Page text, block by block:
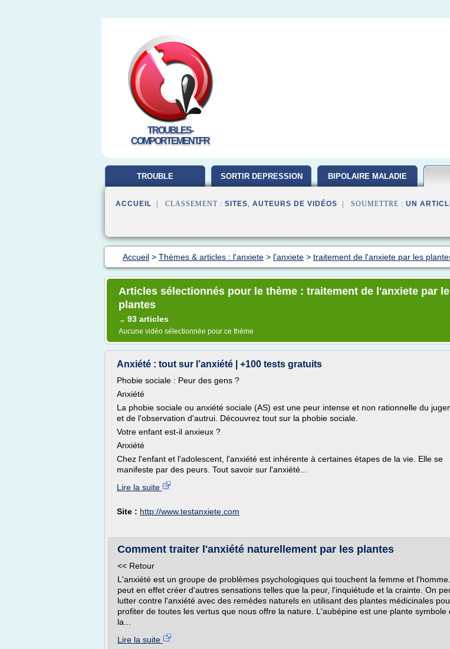
TROUBLES-
COMPORTEMENT.FR
TROUBLE SORTIR DEPRESSION BIPOLAIRE MALADIE
ACCUEIL | CLASSEMENT : SITES, AUTEURS DE VIDÉOS | SOUMETTRE : UN
Accueil > Thèmes & articles : l'anxiete > l'anxiete > traitement de l'anxiete par les
Articles sélectionnés pour le thème : traitement de l'anxiete par
plantes
→ 93 articles
Aucune vidéo sélectionnée pour ce thème
Anxiété : tout sur l’anxiété | +100 tests gratuits
Phobie sociale : Peur des gens ?
Anxiété
La phobie sociale ou anxiété sociale (AS) est une peur intense et non rationnelle du
et de l'observation d'autrui. Découvrez tout sur la phobie sociale.
Votre enfant est-il anxieux ?
Anxiété
Chez l'enfant et l'adolescent, l'anxiété est inhérente à certaines étapes de la vie. Elle se
manifeste par des peurs. Tout savoir sur l'anxiété...
Lire la suite
Site : http://www.testanxiete.com
Comment traiter l'anxiété naturellement par les plantes
<< Retour
L'anxiété est un groupe de problèmes psychologiques qui touchent la femme et
peut en effet créer d'autres sensations telles que la peur, l'inquiétude et la crainte. On
lutter contre l'anxiété avec des remèdes naturels en utilisant des plantes médicinales
profiter de toutes les vertus que nous offre la nature. L'aubépine est une plante symbole
la...
Lire la suite